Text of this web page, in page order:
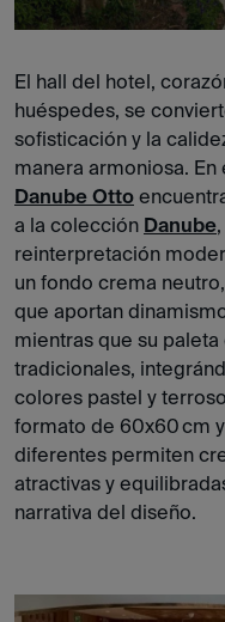
El hall del hotel,
huéspedes, se
sofisticación y la
manera armoniosa.
Danube Otto
a la colección Danube
reinterpretación
un fondo crema
que aportan
mientras que su
tradicionales,
colores pastel y
formato de 60x60 cm
diferentes permiten
atractivas y
narrativa del diseño.